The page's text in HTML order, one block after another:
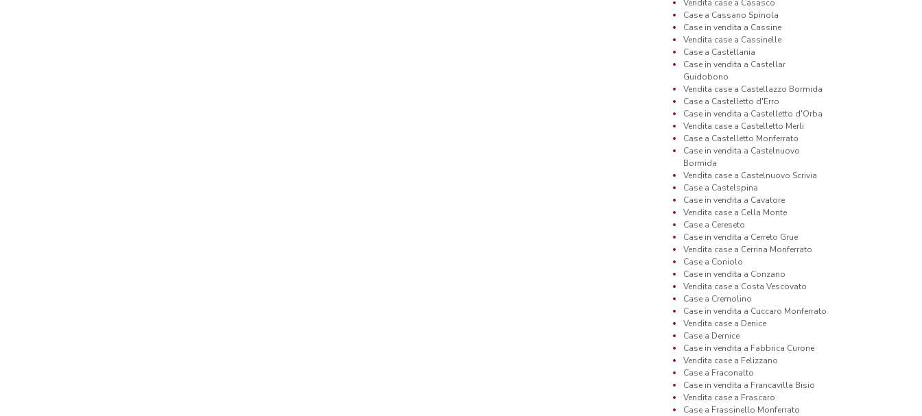
Vendita case a Casasco
Case a Cassano Spinola
Case in vendita a Cassine
Vendita case a Cassinelle
Case a Castellania
Case in vendita a Castellar
Guidobono
Vendita case a Castellazzo Bormida
Case a Castelletto d'Erro
Case in vendita a Castelletto d'Orba
Vendita case a Castelletto Merli
Case a Castelletto Monferrato
Case in vendita a Castelnuovo
Bormida
Vendita case a Castelnuovo Scrivia
Case a Castelspina
Case in vendita a Cavatore
Vendita case a Cella Monte
Case a Cereseto
Case in vendita a Cerreto Grue
Vendita case a Cerrina Monferrato
Case a Coniolo
Case in vendita a Conzano
Vendita case a Costa Vescovato
Case a Cremolino
Case in vendita a Cuccaro Monferrato
Vendita case a Denice
Case a Dernice
Case in vendita a Fabbrica Curone
Vendita case a Felizzano
Case a Fraconalto
Case in vendita a Francavilla Bisio
Vendita case a Frascaro
Case a Frassinello Monferrato